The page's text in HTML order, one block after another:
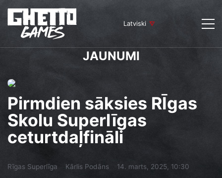
Latviski
JAUNUMI
Pirmdien sāksies RĪgas
Skolu Superlīgas
ceturtdaļfināli
Rīgas Superlīga Kārlis Podāns 14. marts, 2025, 10:30